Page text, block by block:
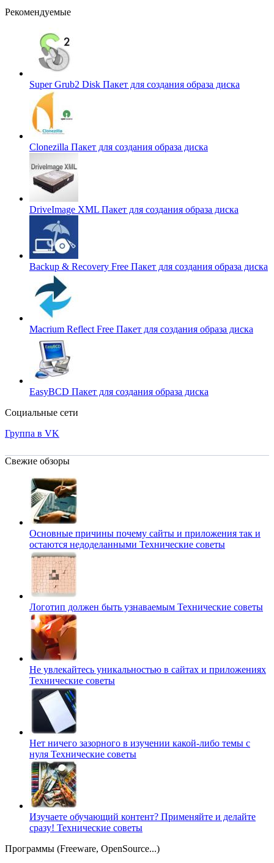
Рекомендуемые
Super Grub2 Disk Пакет для создания образа диска
Clonezilla Пакет для создания образа диска
DriveImage XML Пакет для создания образа диска
Backup & Recovery Free Пакет для создания образа диска
Macrium Reflect Free Пакет для создания образа диска
EasyBCD Пакет для создания образа диска
Социальные сети
Группа в VK
Свежие обзоры
Основные причины почему сайты и приложения так и
остаются недоделанными Технические советы
Логотип должен быть узнаваемым Технические советы
Не увлекайтесь уникальностью в сайтах и приложениях
Технические советы
Нет ничего зазорного в изучении какой-либо темы с
нуля Технические советы
Изучаете обучающий контент? Применяйте и делайте
сразу! Технические советы
Программы (Freeware, OpenSource...)